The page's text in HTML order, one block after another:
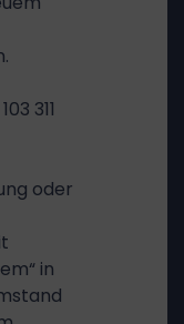
311
oder
in